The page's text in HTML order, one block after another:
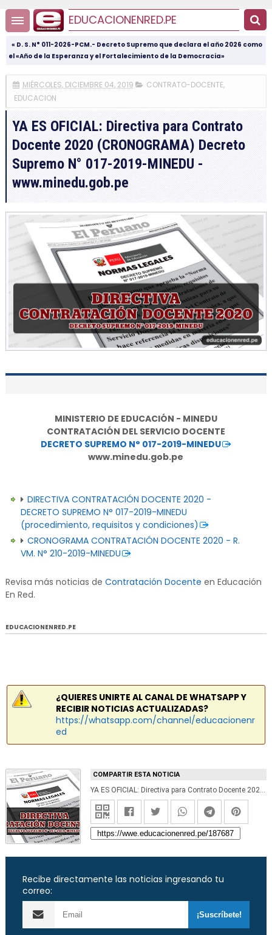
EDUCACIONENRED.PE
« D. S. N° 011-2026-PCM.- Decreto Supremo que declara el año 2026 como
el «Año de la Esperanza y el Fortalecimiento de la Democracia»
MIÉRCOLES, DICIEMBRE 04, 2019 CONTRATO-DOCENTE,
EDUCACION
YA ES OFICIAL: Directiva para Contrato
Docente 2020 (CRONOGRAMA) Decreto
Supremo N° 017-2019-MINEDU -
www.minedu.gob.pe
MINISTERIO DE EDUCACIÓN - MINEDU
CONTRATACIÓN DEL SERVICIO DOCENTE
DECRETO SUPREMO N° 017-2019-MINEDU
www.minedu.gob.pe
DIRECTIVA CONTRATACIÓN DOCENTE 2020 -
DECRETO SUPREMO N° 017-2019-MINEDU
(procedimiento, requisitos y condiciones)
CRONOGRAMA CONTRATACIÓN DOCENTE 2020 - R.
VM. N° 210-2019-MINEDU
Revisa más noticias de Contratación Docente en Educación
En Red.
EDUCACIONENRED.PE
¿QUIERES UNIRTE AL CANAL DE WHATSAPP Y
RECIBIR NOTICIAS ACTUALIZADAS?
https://whatsapp.com/channel/educacionenr
ed
COMPARTIR ESTA NOTICIA
YA ES OFICIAL: Directiva para Contrato Docente 2020 (CRONOGRAMA) Decreto Supremo N° 017-2019-MINEDU - www.minedu.gob.pe
Recibe directamente las noticias ingresando tu
correo: